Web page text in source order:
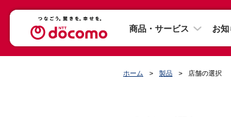
商品・サービス お
ホーム 製品 店舗の選択